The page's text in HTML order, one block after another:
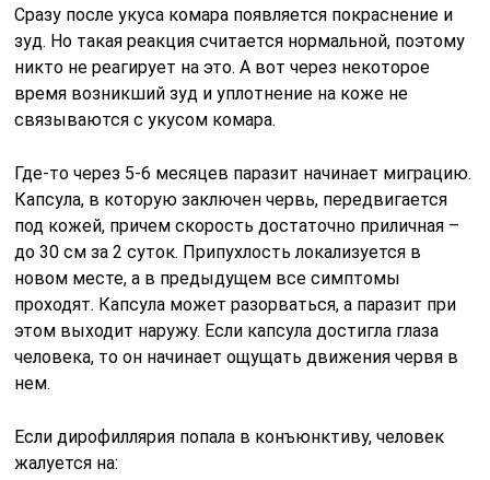
Сразу после укуса комара появляется покраснение и
зуд. Но такая реакция считается нормальной, поэтому
никто не реагирует на это. А вот через некоторое
время возникший зуд и уплотнение на коже не
связываются с укусом комара.
Где-то через 5-6 месяцев паразит начинает миграцию.
Капсула, в которую заключен червь, передвигается
под кожей, причем скорость достаточно приличная –
до 30 см за 2 суток. Припухлость локализуется в
новом месте, а в предыдущем все симптомы
проходят. Капсула может разорваться, а паразит при
этом выходит наружу. Если капсула достигла глаза
человека, то он начинает ощущать движения червя в
нем.
Если дирофиллярия попала в конъюнктиву, человек
жалуется на: